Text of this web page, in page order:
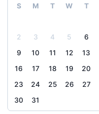
S M T W T
2
3 4 5 6
9
10 11 12 13
16
17 18 19 20
23
24 25 26 27
30
31